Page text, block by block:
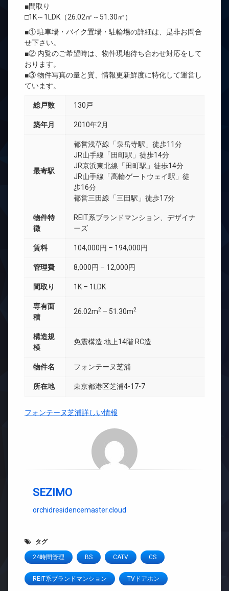
■間取り
□1K～1LDK（26.02㎡～51.30㎡）
■① 駐車場・バイク置場・駐輪場の詳細は、是非お問合
せ下さい。
■② 内覧のご希望時は、物件現地待ち合わせ対応をして
おります。
■③ 物件写真の量と質、情報更新鮮度に特化して運営し
ています。
総戸数 130戸
築年月 2010年2月
最寄駅
都営浅草線「泉岳寺駅」徒歩11分
JR山手線「田町駅」徒歩14分
JR京浜東北線「田町駅」徒歩14分
JR山手線「高輪ゲートウェイ駅」徒
歩16分
都営三田線「三田駅」徒歩17分
物件特
徴
REIT系ブランドマンション、デザイナ
ーズ
賃料 104,000円 – 194,000円
管理費 8,000円 – 12,000円
間取り 1K – 1LDK
専有面
積
26.02m2 – 51.30m2
構造規
模
免震構造 地上14階 RC造
物件名 フォンテーヌ芝浦
所在地 東京都港区芝浦4-17-7
フォンテーヌ芝浦詳しい情報
SEZIMO
orchidresidencemaster.cloud
タグ
24時間管理 BS CATV CS
REIT系ブランドマンション TVドアホン